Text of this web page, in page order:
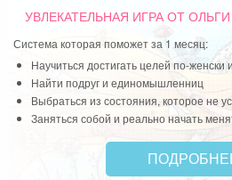
УВЛЕКАТЕЛЬНАЯ ИГРАОТ ОЛЬГИ
Система которая поможет за 1 месяц:
Научиться достигать целей по-женски
Найти подруг и единомышленниц
Выбраться из состояния, которое не
Заняться собой и реально начать